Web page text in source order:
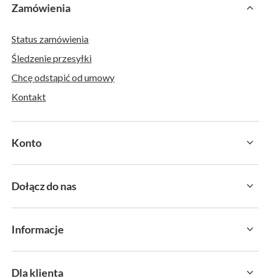
Zamówienia
Status zamówienia
Śledzenie przesyłki
Chcę odstąpić od umowy
Kontakt
Konto
Dołącz do nas
Informacje
Dla klienta